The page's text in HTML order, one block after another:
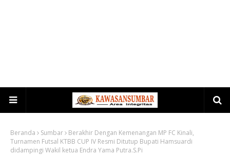
Beranda Sumbar
Berakhir Dengan Kemenangan MP FC Kinali,
Turnamen Futsal KTBB CUP IV Resmi Ditutup Bupati Hamsuardi
didampingi Wakil ketua Endra Yama Putra.S.Pi